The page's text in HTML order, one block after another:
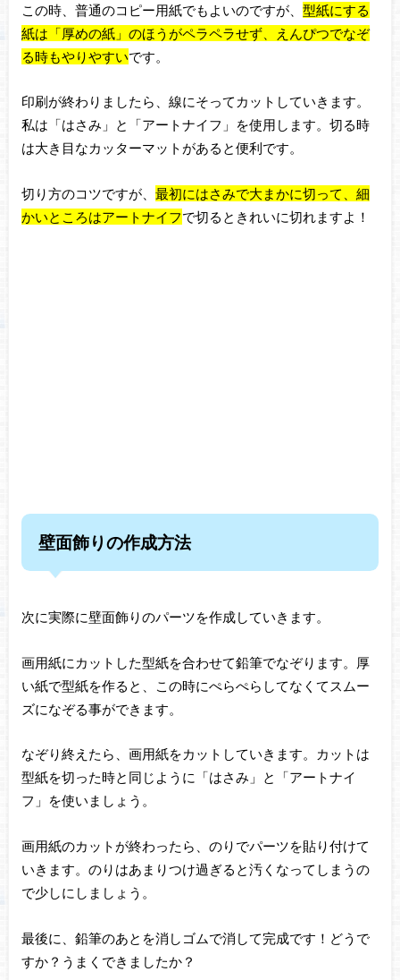
この時、普通のコピー用紙でもよいのですが、 型紙にする
紙は「厚めの紙」のほうがペラペラせず、えんぴつでなぞ
る時もやりやすいです。
印刷が終わりましたら、線にそってカットしていきます。
私は「はさみ」と「アートナイフ」を使用します。切る時
は大き目なカッターマットがあると便利です。
切り方のコツですが、 最初にはさみで大まかに切って、細
かいところはアートナイフで切るときれいに切れますよ！
壁面飾りの作成方法
次に実際に壁面飾りのパーツを作成していきます。
画用紙にカットした型紙を合わせて鉛筆でなぞります。厚
い紙で型紙を作ると、この時にぺらぺらしてなくてスムー
ズになぞる事ができます。
なぞり終えたら、画用紙をカットしていきます。カットは
型紙を切った時と同じように「はさみ」と「アートナイ
フ」を使いましょう。
画用紙のカットが終わったら、のりでパーツを貼り付けて
いきます。のりはあまりつけ過ぎると汚くなってしまうの
で少しにしましょう。
最後に、鉛筆のあとを消しゴムで消して完成です！どうで
すか？うまくできましたか？